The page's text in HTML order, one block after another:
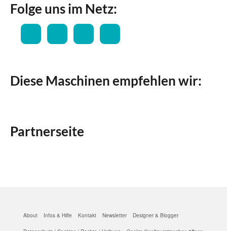
Folge uns im Netz:
Diese Maschinen empfehlen wir:
Partnerseite
About Infos & Hilfe Kontakt Newsletter Designer & Blogger